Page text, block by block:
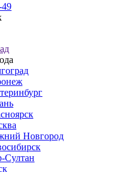
49
Новгород
Султан